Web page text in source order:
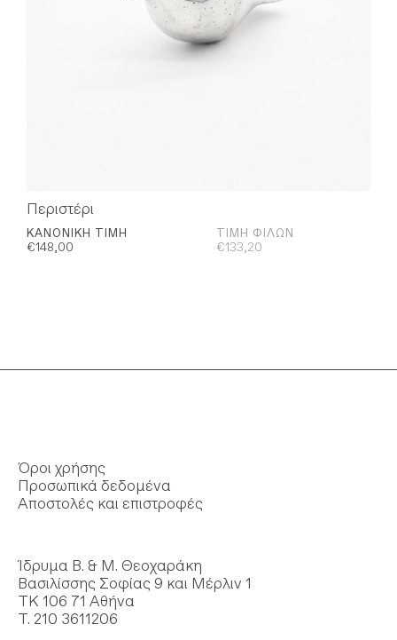
Περιστέρι
ΚΑΝΟΝΙΚΉ ΤΙΜΉ
€148,00
ΤΙΜΉ ΦΊΛΩΝ
€133,20
Όροι χρήσης
Προσωπικά δεδομένα
Αποστολές και επιστροφές
Ίδρυμα Β. & Μ. Θεοχαράκη
Βασιλίσσης Σοφίας 9 και Μέρλιν 1
ΤΚ 106 71 Αθήνα
Τ. 210 3611206